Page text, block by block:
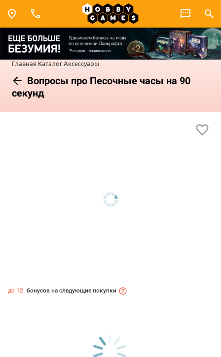
Главная КаталогАксессуары
Вопросы про Песочные часы на 90
секунд
до 12 бонусов на следующие покупки